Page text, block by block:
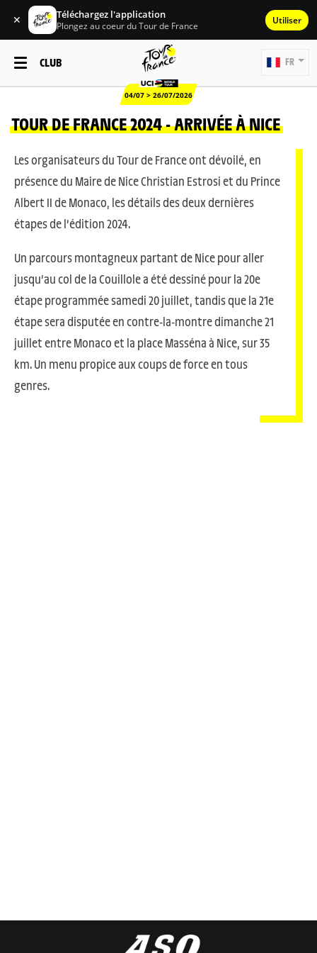
✕ Téléchargez l'application
Plongez au coeur du Tour de France Utiliser
CLUB
04/07 > 26/07/2026
FR
TOUR DE FRANCE 2024 - ARRIVÉE À NICE
Les organisateurs du Tour de France ont dévoilé, en
présence du Maire de Nice Christian Estrosi et du Prince
Albert II de Monaco, les détails des deux dernières
étapes de l’édition 2024.
Un parcours montagneux partant de Nice pour aller
jusqu’au col de la Couillole a été dessiné pour la 20e
étape programmée samedi 20 juillet, tandis que la 21e
étape sera disputée en contre-la-montre dimanche 21
juillet entre Monaco et la place Masséna à Nice, sur 35
km. Un menu propice aux coups de force en tous
genres.